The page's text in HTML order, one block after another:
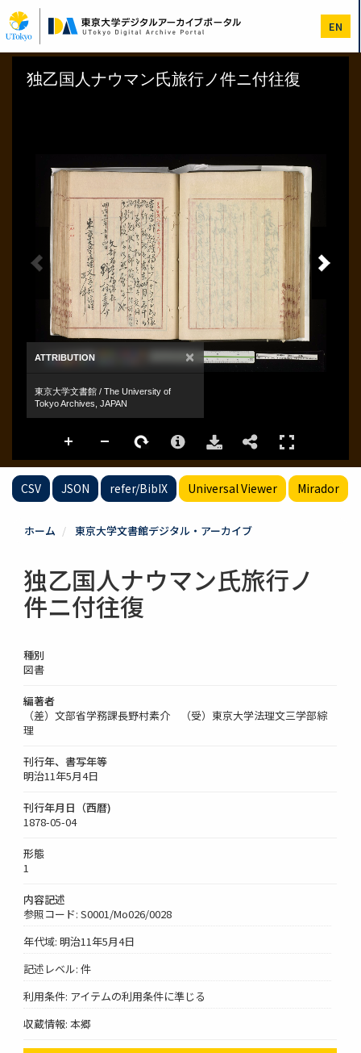
イ
ン
コ
EN
CSV JSON refer/BibIX Universal Viewer Mirador
ホーム 東京大学文書館デジタル・アーカイブ
独乙国人ナウマン氏旅行ノ
件ニ付往復
種別
図書
編著者
（差）文部省学務課長野村素介 （受）東京大学法理文三学部綜
理
刊行年、書写年等
明治11年5月4日
刊行年月日（西暦)
1878-05-04
形態
1
内容記述
参照コード: S0001/Mo026/0028
年代域: 明治11年5月4日
記述レベル: 件
利用条件: アイテムの利用条件に準じる
収蔵情報: 本郷